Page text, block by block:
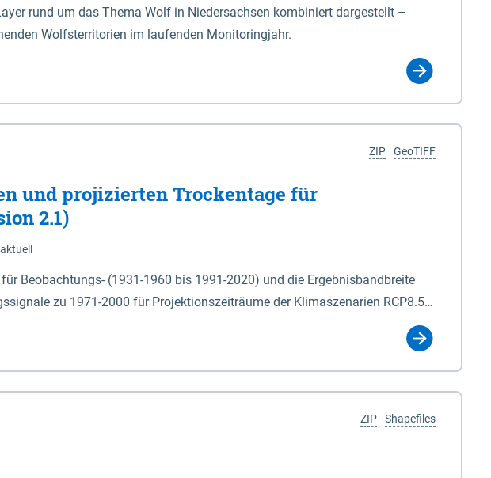
rund um das Thema Wolf in Niedersachsen kombiniert dargestellt –
Wolfsterritorien im laufenden Monitoringjahr.
GeoTIFF
ZIP
und projizierten Trockentage für
2.1)
Beobachtungs- (1931-1960 bis 1991-2020) und die Ergebnisbandbreite
zu 1971-2000 für Projektionszeiträume der Klimaszenarien RCP8.5
Sommerhalbjahr (Mai - Okt.) - hwi: Hydrologisches Winterhalbjahr
im GIS eine Klassifizierung der Rasterdaten mit Klassenname und
Shapefiles
ZIP